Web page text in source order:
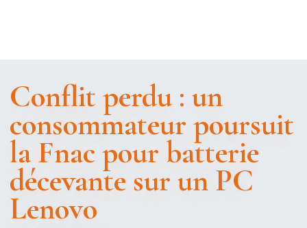
Conflit perdu : un
consommateur poursuit
la Fnac pour batterie
décevante sur un PC
Lenovo